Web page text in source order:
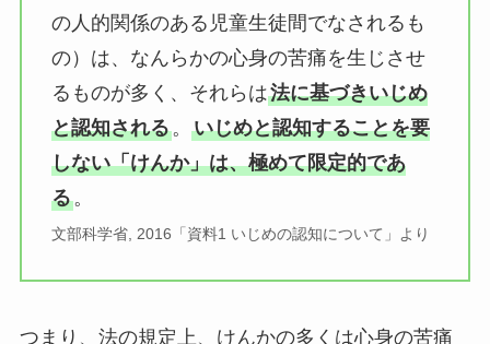
の人的関係のある児童生徒間でなされるも
の）は、なんらかの心身の苦痛を生じさせ
るものが多く、それらは法に基づきいじめ
と認知される。 いじめと認知することを要
しない「けんか」は、極めて限定的であ
る。
文部科学省, 2016「資料1 いじめの認知について」より
つまり、法の規定上、けんかの多くは心身の苦痛